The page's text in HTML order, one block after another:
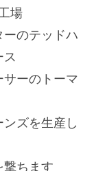
場
のテッドハ
ス
ーのトーマ
ズを生産し
ちます